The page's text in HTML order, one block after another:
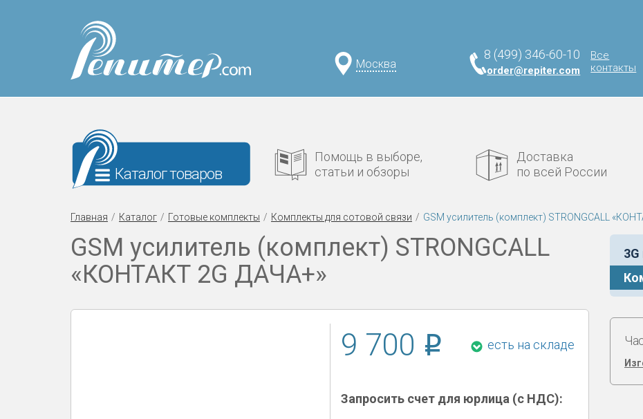
Москва
8 (499) 346-60-10
order@repiter.com
Все
контакты
Каталог товаров
Помощь в выборе,
статьи и обзоры
Доставка
по всей России
Главная Каталог Готовые комплекты Комплекты для сотовой связи GSM усилитель (комплект) STRONGCALL
GSM усилитель (комплект) STRONGCALL
«КОНТАКТ 2G ДАЧА+»
9 700 есть на складе
Запросить счет для юрлица (с НДС):